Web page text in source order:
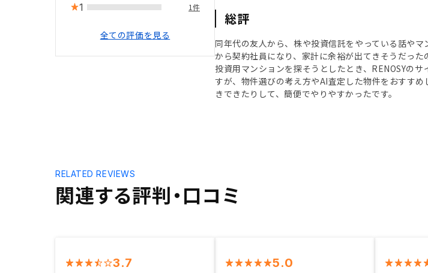
1 1件
全ての評価を見る
総評
同年代の友人から、株や投資信託をやっている話や
から契約社員になり、家計に余裕が出てきそうだっ
投資用マンションを探そうとしたとき、RENOSYの
すが、物件選びの考え方やAI査定した物件をおすす
きできたりして、簡便でやりやすかったです。
関連する評判・口コミ
RELATED REVIEWS
3.7 5.0